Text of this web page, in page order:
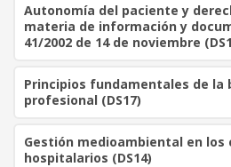
Autonomía del paciente y
materia de información y
41/2002 de 14 de noviembre
Principios fundamentales de
profesional (DS17)
Gestión medioambiental en
hospitalarios (DS14)